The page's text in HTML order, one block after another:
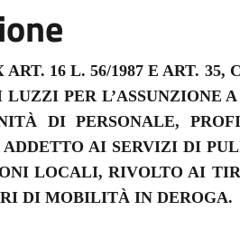
16 L. 56/1987 E ART. 35,
PER L’ASSUNZIONE
DI PERSONALE,
AI SERVIZI DI
LOCALI, RIVOLTO AI
DI MOBILITÀ IN DEROGA.